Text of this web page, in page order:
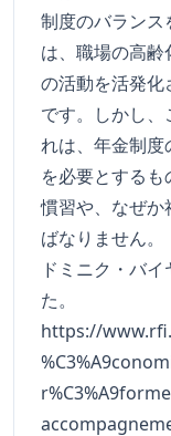
制度のバランス
は、職場の高
の活動を活発化
です。しかし
れは、年金制
を必要とする
慣習や、なぜ
ばなりません。
ドミニク・バ
た。
https://